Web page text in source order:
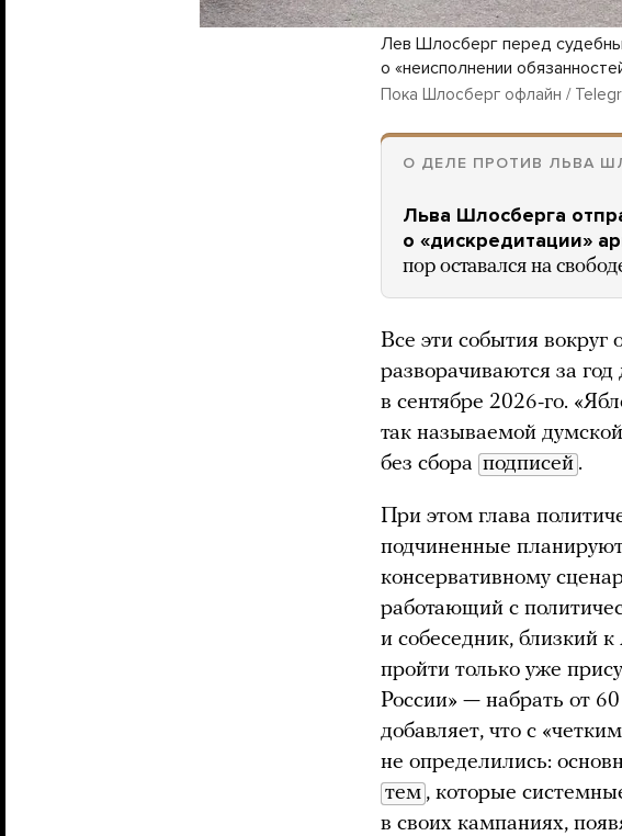
Лев Шлосберг перед
о «неисполнении
Пока Шлосберг офлайн /
О ДЕЛЕ ПРОТИВ ЛЬВА
Льва Шлосберга
о «дискредитации»
пор оставался на
Все эти события вокруг
разворачиваются за
в сентябре 2026-го.
так называемой
без сбора подписей .
При этом глава
подчиненные
консервативному
работающий с
и собеседник, близкий
пройти только уже
России» — набрать от
добавляет, что с
не определились:
тем , которые
в своих кампаниях,